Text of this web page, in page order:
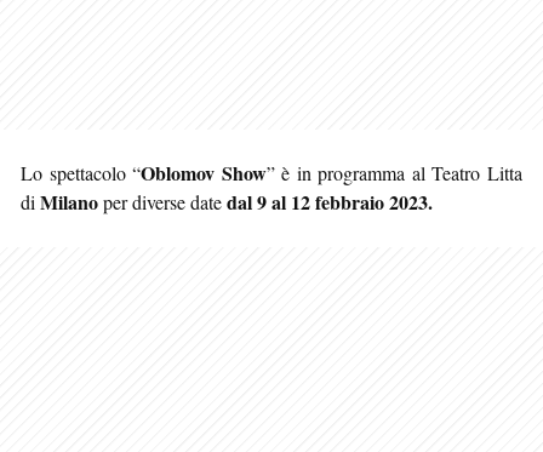
Lo spettacolo “Oblomov Show” è in programma al Teatro Litta
di Milanoper diverse datedal 9 al 12 febbraio 2023.